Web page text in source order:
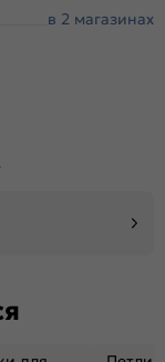
Nordic Oak
защитным лаком.
Средний ( 26-31 дБ)
щит на основе
в 2 магазинах